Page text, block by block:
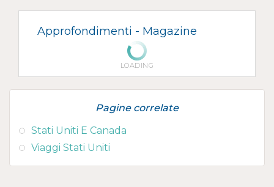
Approfondimenti - Magazine
LOADING
Pagine correlate
Stati Uniti E Canada
Viaggi Stati Uniti